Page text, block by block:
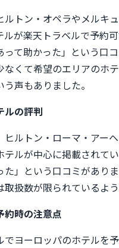
ルトン・オペラやメルキ
ルが楽天トラベルで予約
て助かった」という口コ
なくて希望のエリアのホ
声もありました。
ルの評判
ヒルトン・ローマ・アーヘ
テルが中心に掲載されて
た」という口コミがあり
扱数が限られているよう
約時の注意点
でヨーロッパのホテルを